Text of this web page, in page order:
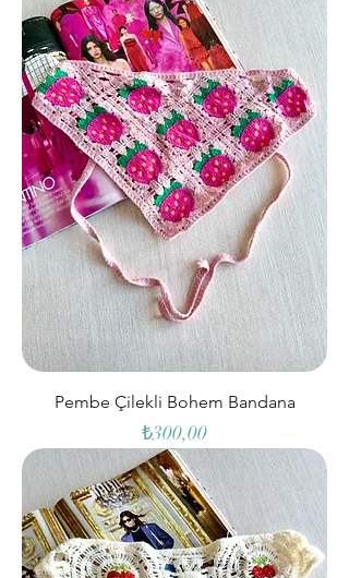
Pembe Çilekli Bohem Bandana
Fiyat
₺300,00